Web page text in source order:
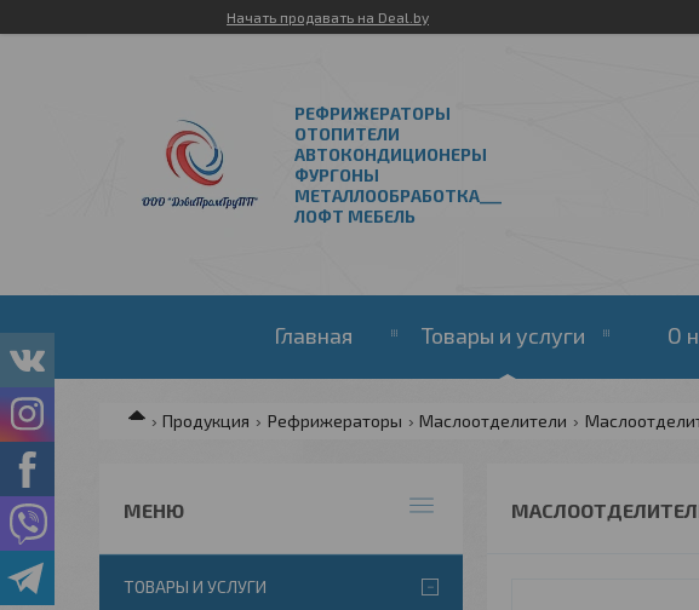
Начать продавать на Deal.by
РЕФРИЖЕРАТОРЫ
ОТОПИТЕЛИ
АВТОКОНДИЦИОНЕРЫ
ФУРГОНЫ
МЕТАЛЛООБРАБОТКА___
ЛОФТ МЕБЕЛЬ
Главная Товары и услуги О
Продукция Рефрижераторы Маслоотделители
МАСЛООТДЕЛИТЕЛЬ
ТОВАРЫ И УСЛУГИ